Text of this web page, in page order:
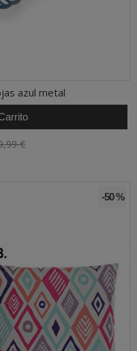
azul metal
€
-50 %